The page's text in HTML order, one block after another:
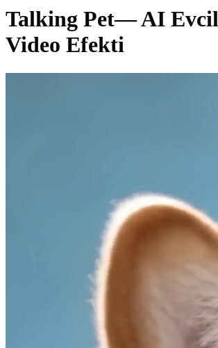
Talking Pet— AI
Video Efekti